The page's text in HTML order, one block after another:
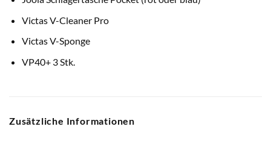
Victas V-Cleaner Pro
Victas V-Sponge
VP40+ 3 Stk.
Zusätzliche Informationen